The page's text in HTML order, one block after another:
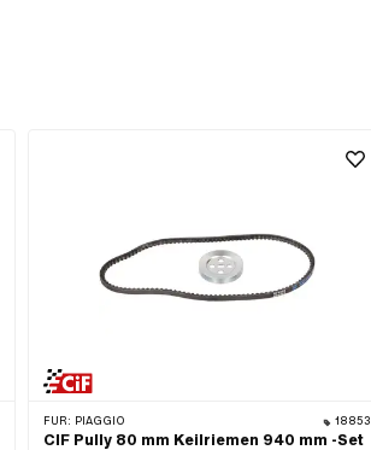
FÜR: PIAGGIO 18853
CIF Pully 80 mm Keilriemen 940 mm -Set